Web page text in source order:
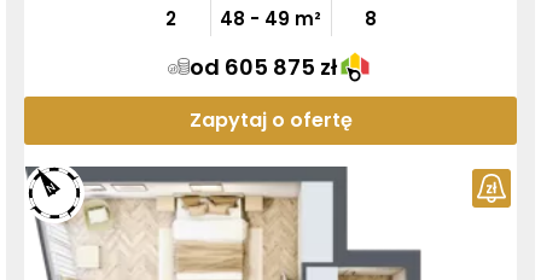
2
48 - 49 m²
8
od 605 875 zł
Zapytaj o ofertę